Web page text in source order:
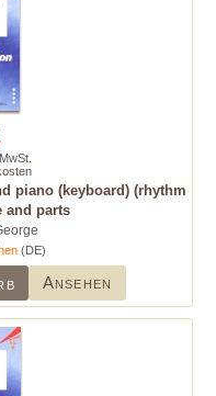
piano (keyboard) (rhythm
and parts
(DE)
Ansehen